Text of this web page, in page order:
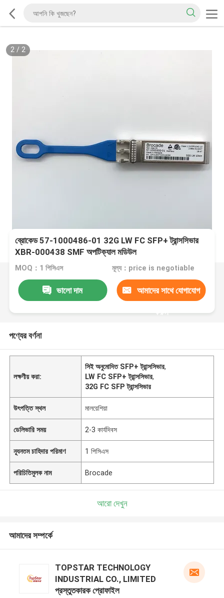
2/ 2
ব্রোকেড 57-1000486-01 32G LW FC SFP+ ট্রান্সসিভার
XBR-000438 SMF অপটিক্যাল মডিউল
MOQ：1 পিসিএস মূল্য：price is negotiable
ভালো দাম আমাদের সাথে যোগাযোগ
করুন
পণ্যের বর্ণনা
লক্ষণীয় করা:
সিই অনুমোদিত SFP+ ট্রান্সসিভার,
LW FC SFP+ ট্রান্সসিভার,
32G FC SFP ট্রান্সসিভার
উৎপত্তি স্থল মালয়েশিয়া
ডেলিভারি সময় 2-3 কার্যদিবস
ন্যূনতম চাহিদার পরিমাণ 1 পিসিএস
পরিচিতিমুলক নাম Brocade
আরো দেখুন
আমাদের সম্পর্কে
TOPSTAR TECHNOLOGY
INDUSTRIAL CO., LIMITED
প্রস্তুতকারক প্রোফাইল